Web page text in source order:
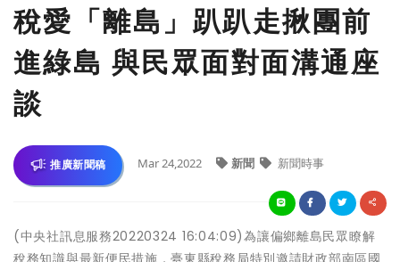
稅愛「離島」趴趴走揪團前
進綠島 與民眾面對面溝通座
談
推廣新聞稿 Mar 24,2022 新聞 新聞時事
(中央社訊息服務20220324 16:04:09)為讓偏鄉離島民眾瞭解
稅務知識與最新便民措施，臺東縣稅務局特別邀請財政部南區國